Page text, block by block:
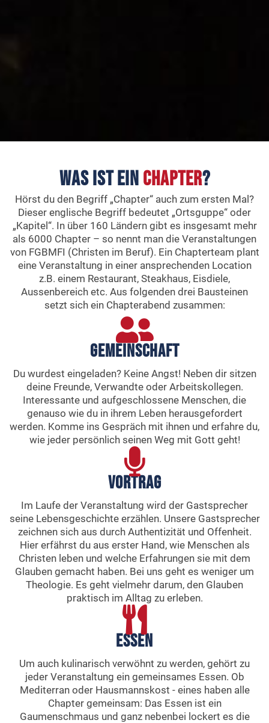
Was ist einChapter?
Hörst du den Begriff „Chapter“ auch zum ersten Mal?
Dieser englische Begriff bedeutet „Ortsguppe“ oder
„Kapitel“. In über 160 Ländern gibt es insgesamt mehr
als 6000 Chapter – so nennt man die Veranstaltungen
von FGBMFI (Christen im Beruf). Ein Chapterteam plant
eine Veranstaltung in einer ansprechenden Location
z.B. einem Restaurant, Steakhaus, Eisdiele,
Aussenbereich etc. Aus folgenden drei Bausteinen
setzt sich ein Chapterabend zusammen:
Gemeinschaft
Du wurdest eingeladen? Keine Angst! Neben dir sitzen
deine Freunde, Verwandte oder Arbeitskollegen.
Interessante und aufgeschlossene Menschen, die
genauso wie du in ihrem Leben herausgefordert
werden. Komme ins Gespräch mit ihnen und erfahre du,
wie jeder persönlich seinen Weg mit Gott geht!
Vortrag
Im Laufe der Veranstaltung wird der Gastsprecher
seine Lebensgeschichte erzählen. Unsere Gastsprecher
zeichnen sich aus durch Authentizität und Offenheit.
Hier erfährst du aus erster Hand, wie Menschen als
Christen leben und welche Erfahrungen sie mit dem
Glauben gemacht haben. Bei uns geht es weniger um
Theologie. Es geht vielmehr darum, den Glauben
praktisch im Alltag zu erleben.
Essen
Um auch kulinarisch verwöhnt zu werden, gehört zu
jeder Veranstaltung ein gemeinsames Essen. Ob
Mediterran oder Hausmannskost - eines haben alle
Chapter gemeinsam: Das Essen ist ein
Gaumenschmaus und ganz nebenbei lockert es die